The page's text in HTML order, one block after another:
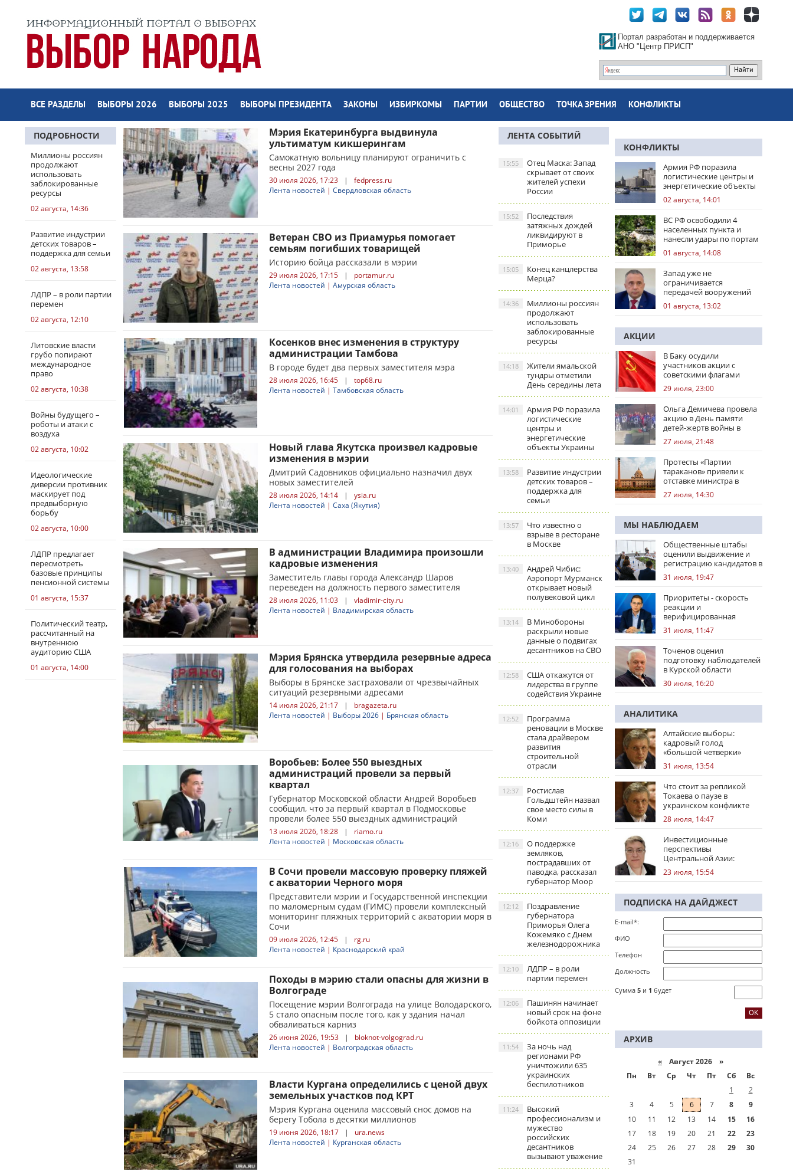
Портал разработан и поддерживается
АНО "Центр ПРИСП"
ВСЕ РАЗДЕЛЫ ВЫБОРЫ 2026 ВЫБОРЫ 2025 ВЫБОРЫ ПРЕЗИДЕНТА ЗАКОНЫ ИЗБИРКОМЫ ПАРТИИ ОБЩЕСТВО ТОЧКА ЗРЕНИЯ КОНФЛИКТЫ
ПОДРОБНОСТИ
Миллионы россиян
продолжают
использовать
заблокированные
ресурсы
02 августа, 14:36
Развитие индустрии
детских товаров –
поддержка для семьи
02 августа, 13:58
ЛДПР – в роли партии
перемен
02 августа, 12:10
Литовские власти
грубо попирают
международное
право
02 августа, 10:38
Войны будущего –
роботы и атаки с
воздуха
02 августа, 10:02
Идеологические
диверсии противник
маскирует под
предвыборную
борьбу
02 августа, 10:00
ЛДПР предлагает
пересмотреть
базовые принципы
пенсионной системы
01 августа, 15:37
Политический театр,
рассчитанный на
внутреннюю
аудиторию США
01 августа, 14:00
Мэрия Екатеринбурга выдвинула
ультиматум кикшерингам
Самокатную вольницу планируют ограничить с
весны 2027 года
30 июля 2026, 17:23 |
fedpress.ru
Лента новостей | Свердловская область
Ветеран СВО из Приамурья помогает
семьям погибших товарищей
Историю бойца рассказали в мэрии
29 июля 2026, 17:15 |
portamur.ru
Лента новостей | Амурская область
Косенков внес изменения в структуру
администрации Тамбова
В городе будет два первых заместителя мэра
28 июля 2026, 16:45 |
top68.ru
Лента новостей | Тамбовская область
Новый глава Якутска произвел кадровые
изменения в мэрии
Дмитрий Садовников официально назначил двух
новых заместителей
28 июля 2026, 14:14 |
ysia.ru
Лента новостей | Саха (Якутия)
В администрации Владимира произошли
кадровые изменения
Заместитель главы города Александр Шаров
переведен на должность первого заместителя
28 июля 2026, 11:03 |
vladimir-city.ru
Лента новостей | Владимирская область
Мэрия Брянска утвердила резервные адреса
для голосования на выборах
Выборы в Брянске застраховали от чрезвычайных
ситуаций резервными адресами
14 июля 2026, 21:17 |
bragazeta.ru
Лента новостей | Выборы 2026 | Брянская область
Воробьев: Более 550 выездных
администраций провели за первый
квартал
Губернатор Московской области Андрей Воробьев
сообщил, что за первый квартал в Подмосковье
провели более 550 выездных администраций
13 июля 2026, 18:28 |
riamo.ru
Лента новостей | Московская область
В Сочи провели массовую проверку пляжей
с акватории Черного моря
Представители мэрии и Государственной инспекции
по маломерным судам (ГИМС) провели комплексный
мониторинг пляжных территорий с акватории моря в
Сочи
09 июля 2026, 12:45 |
rg.ru
Лента новостей | Краснодарский край
Походы в мэрию стали опасны для жизни в
Волгограде
Посещение мэрии Волгограда на улице Володарского,
5 стало опасным после того, как у здания начал
обваливаться карниз
26 июня 2026, 19:53 |
bloknot-volgograd.ru
Лента новостей | Волгоградская область
Власти Кургана определились с ценой двух
земельных участков под КРТ
Мэрия Кургана оценила массовый снос домов на
берегу Тобола в десятки миллионов
19 июня 2026, 18:17 |
ura.news
Лента новостей | Курганская область
ЛЕНТА СОБЫТИЙ
Отец Маска: Запад
скрывает от своих
жителей успехи
России
15:55
Последствия
затяжных дождей
ликвидируют в
Приморье
15:52
Конец канцлерства
Мерца?
15:05
Миллионы россиян
продолжают
использовать
заблокированные
ресурсы
14:36
Жители ямальской
тундры отметили
День середины лета
14:18
Армия РФ поразила
логистические
центры и
энергетические
объекты Украины
14:01
Развитие индустрии
детских товаров –
поддержка для
семьи
13:58
Что известно о
взрыве в ресторане
в Москве
13:57
Андрей Чибис:
Аэропорт Мурманск
открывает новый
полувековой цикл
13:40
В Минобороны
раскрыли новые
данные о подвигах
десантников на СВО
13:14
США откажутся от
лидерства в группе
содействия Украине
12:58
Программа
реновации в Москве
стала драйвером
развития
строительной
отрасли
12:52
Ростислав
Гольдштейн назвал
свое место силы в
Коми
12:37
О поддержке
земляков,
пострадавших от
паводка, рассказал
губернатор Моор
12:16
Поздравление
губернатора
Приморья Олега
Кожемяко с Днем
железнодорожника
12:12
ЛДПР – в роли
партии перемен
12:10
Пашинян начинает
новый срок на фоне
бойкота оппозиции
12:06
За ночь над
регионами РФ
уничтожили 635
украинских
беспилотников
11:54
Высокий
профессионализм и
мужество
российских
десантников
вызывают уважение
11:24
КОНФЛИКТЫ
Армия РФ поразила
логистические центры и
энергетические объекты
Украины
02 августа, 14:01
ВС РФ освободили 4
населенных пункта и
нанесли удары по портам
Одессы
01 августа, 14:08
Запад уже не
ограничивается
передачей вооружений
01 августа, 13:02
АКЦИИ
В Баку осудили
участников акции с
советскими флагами
29 июля, 23:00
Ольга Демичева провела
акцию в День памяти
детей-жертв войны в
Донбассе
27 июля, 21:48
Протесты «Партии
тараканов» привели к
отставке министра в
Индии
27 июля, 14:30
МЫ НАБЛЮДАЕМ
Общественные штабы
оценили выдвижение и
регистрацию кандидатов в
регионах
31 июля, 19:47
Приоритеты - скорость
реакции и
верифицированная
правовая позиция
31 июля, 11:47
Точенов оценил
подготовку наблюдателей
в Курской области
30 июля, 16:20
АНАЛИТИКА
Алтайские выборы:
кадровый голод
«большой четверки»
31 июля, 13:54
Что стоит за репликой
Токаева о паузе в
украинском конфликте
28 июля, 14:47
Инвестиционные
перспективы
Центральной Азии:
региональные тренды
23 июля, 15:54
ПОДПИСКА НА ДАЙДЖЕСТ
E-mail*:
ФИО
Телефон
Должность
Сумма 5 и 1 будет
АРХИВ
« Август 2026 »
Пн
Вт Ср Чт Пт Сб
Вс
1
2
3
4 5 6 7 8
9
10
11 12 13 14 15
16
17
18 19 20 21 22
23
24
25 26 27 28 29
30
31